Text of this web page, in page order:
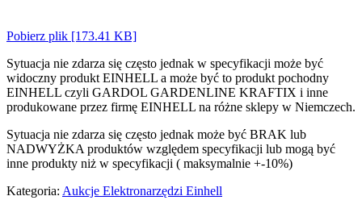
Pobierz plik [173.41 KB]
Sytuacja nie zdarza się często jednak w specyfikacji może być
widoczny produkt EINHELL a może być to produkt pochodny
EINHELL czyli GARDOL GARDENLINE KRAFTIX i inne
produkowane przez firmę EINHELL na różne sklepy w Niemczech.
Sytuacja nie zdarza się często jednak może być BRAK lub
NADWYŻKA produktów względem specyfikacji lub mogą być
inne produkty niż w specyfikacji ( maksymalnie +-10%)
Kategoria: Aukcje Elektronarzędzi Einhell